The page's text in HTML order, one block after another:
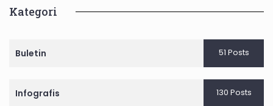
Kategori
Buletin 51 Posts
Infografis 130 Posts